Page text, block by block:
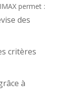
permet :
des
critères
à